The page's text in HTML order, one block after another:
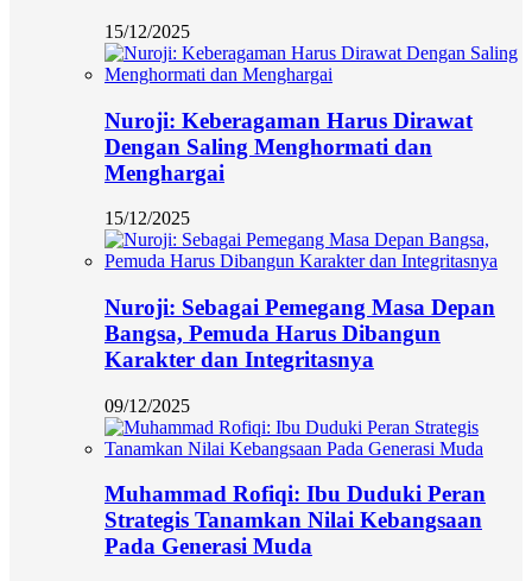
15/12/2025
Nuroji: Keberagaman Harus Dirawat
Dengan Saling Menghormati dan
Menghargai
15/12/2025
Nuroji: Sebagai Pemegang Masa Depan
Bangsa, Pemuda Harus Dibangun
Karakter dan Integritasnya
09/12/2025
Muhammad Rofiqi: Ibu Duduki Peran
Strategis Tanamkan Nilai Kebangsaan
Pada Generasi Muda